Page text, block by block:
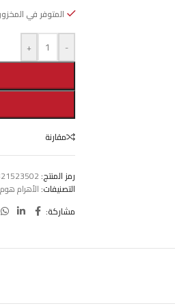
المتوفر في المخزون 4
-
+
مقارنة
رمز المنتج:
التصنيفات:الأهرام هوم
مشاركة: